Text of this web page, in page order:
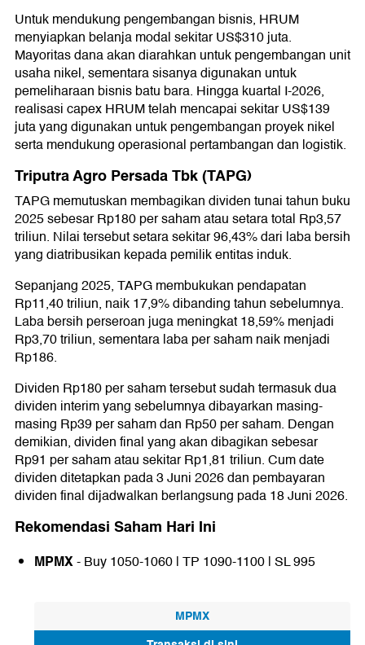
Untuk mendukung pengembangan bisnis, HRUM
menyiapkan belanja modal sekitar US$310 juta.
Mayoritas dana akan diarahkan untuk pengembangan unit
usaha nikel, sementara sisanya digunakan untuk
pemeliharaan bisnis batu bara. Hingga kuartal I-2026,
realisasi capex HRUM telah mencapai sekitar US$139
juta yang digunakan untuk pengembangan proyek nikel
serta mendukung operasional pertambangan dan logistik.
Triputra Agro Persada Tbk (TAPG)
TAPG memutuskan membagikan dividen tunai tahun buku
2025 sebesar Rp180 per saham atau setara total Rp3,57
triliun. Nilai tersebut setara sekitar 96,43% dari laba bersih
yang diatribusikan kepada pemilik entitas induk.
Sepanjang 2025, TAPG membukukan pendapatan
Rp11,40 triliun, naik 17,9% dibanding tahun sebelumnya.
Laba bersih perseroan juga meningkat 18,59% menjadi
Rp3,70 triliun, sementara laba per saham naik menjadi
Rp186.
Dividen Rp180 per saham tersebut sudah termasuk dua
dividen interim yang sebelumnya dibayarkan masing-
masing Rp39 per saham dan Rp50 per saham. Dengan
demikian, dividen final yang akan dibagikan sebesar
Rp91 per saham atau sekitar Rp1,81 triliun. Cum date
dividen ditetapkan pada 3 Juni 2026 dan pembayaran
dividen final dijadwalkan berlangsung pada 18 Juni 2026.
Rekomendasi Saham Hari Ini
MPMX- Buy 1050-1060 | TP 1090-1100 | SL 995
MPMX